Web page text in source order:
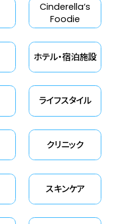
Cinderella‘s
Foodie
ホテル・宿泊施設
ライフスタイル
クリニック
スキンケア